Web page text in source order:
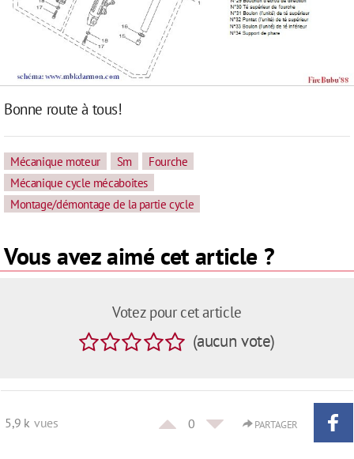
Bonne route à tous!
Mécanique moteur Sm
Fourche
Mécanique cycle mécaboites
Montage/démontage de la partie cycle
Vous avez aimé cet article ?
Votez pour cet article
(aucun vote)
5,9 k vues 0 PARTAGER